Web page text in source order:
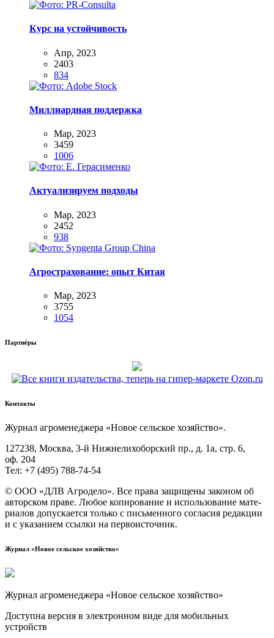
Курс на устойчивость
Апр, 2023
2403
834
Миллиардная поддержка
Мар, 2023
3459
1006
Актуализируем подходы
Мар, 2023
2452
938
Агрострахование: опыт Китая
Мар, 2023
3755
1054
Партнёры
Контакты
Жур­нал агро­ме­не­дже­ра «Новое сель­ское хозяйство».
127238, Москва, 3‑й Ниж­не­ли­хо­бор­ский пр., д. 1а, стр. 6,
оф. 204
Тел: +7 (495) 788‑74‑54
© ООО «ДЛВ Агро­де­ло». Все пра­ва защи­ще­ны зако­ном об
автор­ском пра­ве. Любое копи­ро­ва­ние и исполь­зо­ва­ние мате­
ри­а­лов допус­ка­ет­ся толь­ко с пись­мен­но­го согла­сия редак­ции
и с ука­за­ни­ем ссыл­ки на первоисточник.
Журнал «Новое сельское хозяйство»
Журнал агроменеджера «Новое сельское хозяйство»
Доступна версия в электронном виде для мобильных
устройств